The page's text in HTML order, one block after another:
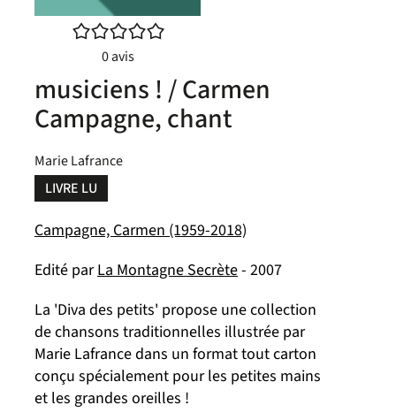
/5
0avis
musiciens ! / Carmen
Campagne, chant
Marie Lafrance
LIVRE LU
Campagne, Carmen (1959-2018)
Edité parLa Montagne Secrète- 2007
La 'Diva des petits' propose une collection
de chansons traditionnelles illustrée par
Marie Lafrance dans un format tout carton
conçu spécialement pour les petites mains
et les grandes oreilles !